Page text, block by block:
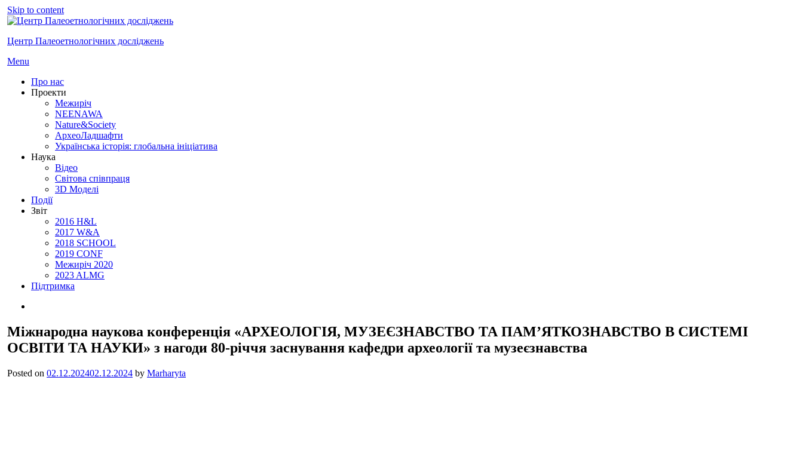
Skip to content
Центр Палеоетнологічних досліджень
Menu
Про нас
Проекти
Межиріч
NEENAWA
Nature&Society
АрхеоЛадшафти
Українська історія: глобальна ініціатива
Наука
Відео
Світова співпраця
3D Моделі
Події
Звіт
2016 H&L
2017 W&A
2018 SCHOOL
2019 CONF
Межиріч 2020
2023 ALMG
Підтримка
Міжнародна наукова конференція «АРХЕОЛОГІЯ, МУЗЕЄЗНАВСТВО ТА ПАМ’ЯТКОЗНАВСТВО В СИСТЕМІ
ОСВІТИ ТА НАУКИ» з нагоди 80-річчя заснування кафедри археології та музеєзнавства
Posted on 02.12.202402.12.2024 by Marharyta